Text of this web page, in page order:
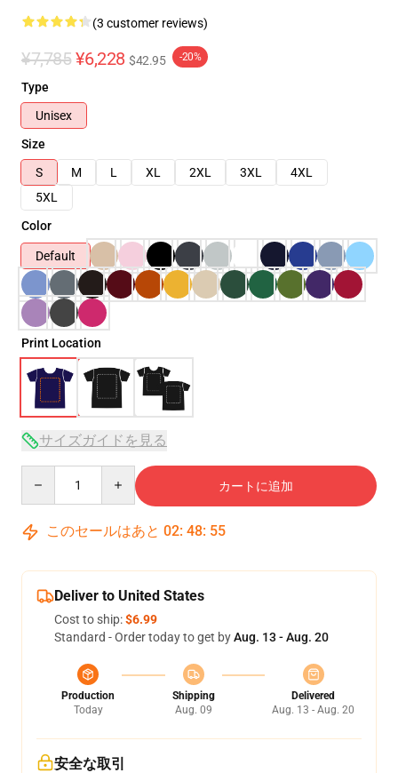
(3 customer reviews)
¥7,785 ¥6,228 $42.95 -20%
Type
Unisex
Size
S
M L XL 2XL 3XL
4XL
5XL
Color
Default
Print Location
サイズガイドを見る
カートに追加
このセールはあと 02: 48: 54
Deliver to United States
Cost to ship:$6.99
Standard - Order today to get byAug. 13 - Aug. 20
Production
Today
Shipping
Aug. 09
Delivered
Aug. 13 - Aug. 20
安全な取引